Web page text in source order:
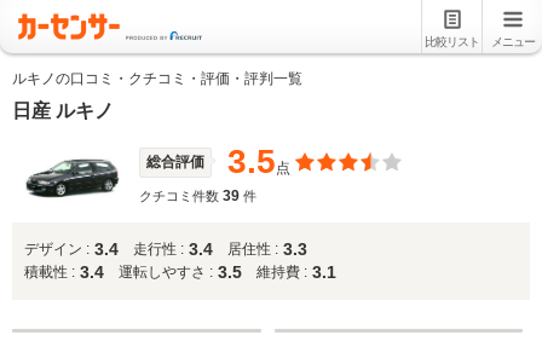
比較リスト メニュー
ルキノの口コミ・クチコミ・評価・評判一覧
日産 ルキノ
総合評価 3.5点
クチコミ件数 39 件
デザイン : 3.4 走行性 : 3.4 居住性 : 3.3
積載性 : 3.4 運転しやすさ : 3.5 維持費 : 3.1